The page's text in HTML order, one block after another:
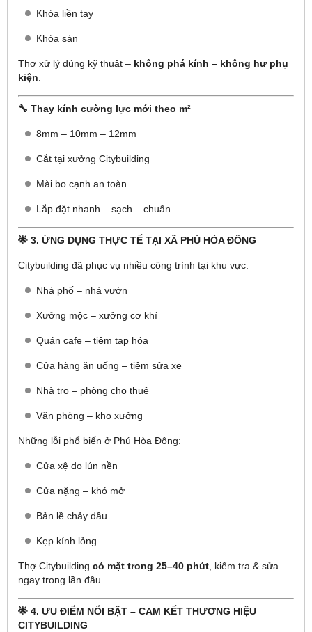
Khóa liền tay
Khóa sàn
Thợ xử lý đúng kỹ thuật – không phá kính – không hư phụ
kiện
🔧 Thay kính cường lực mới theo m²
8mm – 10mm – 12mm
Cắt tại xưởng Citybuilding
Mài bo cạnh an toàn
Lắp đặt nhanh – sạch – chuẩn
🌟 3. ỨNG DỤNG THỰC TẾ TẠI XÃ PHÚ HÒA ĐÔNG
Citybuilding đã phục vụ nhiều công trình tại khu vực:
Nhà phố – nhà vườn
Xưởng mộc – xưởng cơ khí
Quán cafe – tiệm tạp hóa
Cửa hàng ăn uống – tiệm sửa xe
Nhà trọ – phòng cho thuê
Văn phòng – kho xưởng
Những lỗi phổ biến ở Phú Hòa Đông:
Cửa xệ do lún nền
Cửa nặng – khó mở
Bản lề chảy dầu
Kẹp kính lỏng
Thợ Citybuilding có mặt trong 25–40 phút , kiểm tra & sửa
ngay trong lần đầu.
🌟 4. ƯU ĐIỂM NỔI BẬT – CAM KẾT THƯƠNG HIỆU
CITYBUILDING